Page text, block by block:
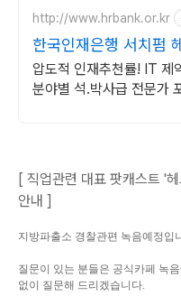
http://www.hrbank.or.kr
한국인재은행 서치펌
압도적 인재추천률! IT 제약 화장품 금융 등
분야별 석.박사급 전문가
[ 직업관련 대표 팟캐스트 '
안내 ]
지방파출소 경찰관편 녹음예정입
질문이 있는 분들은 공식카페 녹
없이 질문해 드리겠습니다.